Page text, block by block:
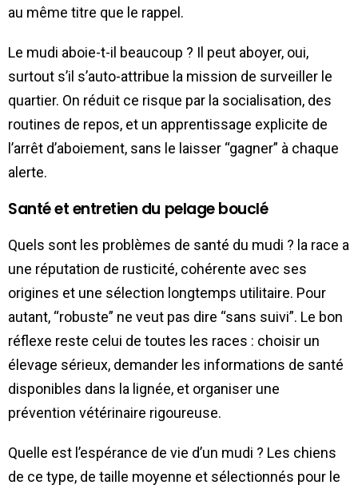
au même titre que le rappel.
Le mudi aboie-t-il beaucoup ? Il peut aboyer, oui,
surtout s’il s’auto-attribue la mission de surveiller le
quartier. On réduit ce risque par la socialisation, des
routines de repos, et un apprentissage explicite de
l’arrêt d’aboiement, sans le laisser “gagner” à chaque
alerte.
Santé et entretien du pelage bouclé
Quels sont les problèmes de santé du mudi ? la race a
une réputation de rusticité, cohérente avec ses
origines et une sélection longtemps utilitaire. Pour
autant, “robuste” ne veut pas dire “sans suivi”. Le bon
réflexe reste celui de toutes les races : choisir un
élevage sérieux, demander les informations de santé
disponibles dans la lignée, et organiser une
prévention vétérinaire rigoureuse.
Quelle est l’espérance de vie d’un mudi ? Les chiens
de ce type, de taille moyenne et sélectionnés pour le